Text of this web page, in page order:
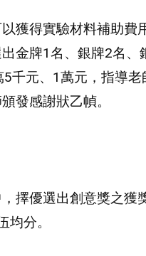
獲得實驗材料補助費
金牌1名、銀牌2名、
千元、1萬元，指導老
發感謝狀乙幀。
擇優選出創意獎之
分。